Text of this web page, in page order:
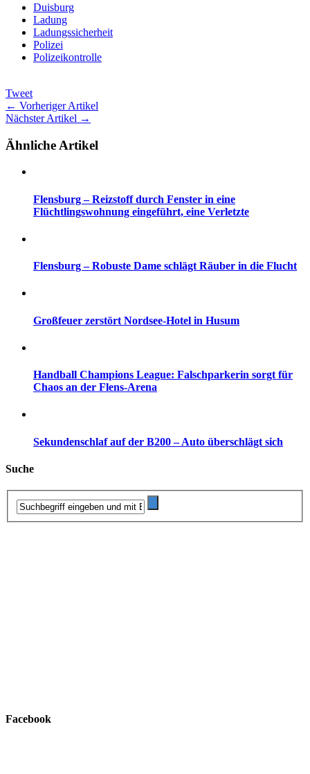
Duisburg
Ladung
Ladungssicherheit
Polizei
Polizeikontrolle
Tweet
← Vorheriger Artikel
Nächster Artikel →
Ähnliche Artikel
Flensburg – Reizstoff durch Fenster in eine
Flüchtlingswohnung eingeführt, eine Verletzte
Flensburg – Robuste Dame schlägt Räuber in die Flucht
Großfeuer zerstört Nordsee-Hotel in Husum
Handball Champions League: Falschparkerin sorgt für
Chaos an der Flens-Arena
Sekundenschlaf auf der B200 – Auto überschlägt sich
Suche
Facebook